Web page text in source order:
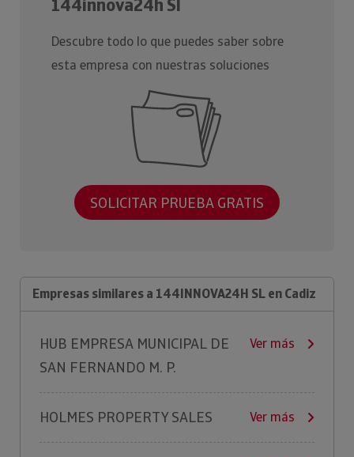
144innova24h Sl
Descubre todo lo que puedes saber sobre
esta empresa con nuestras soluciones
SOLICITAR PRUEBA GRATIS
Empresas similares a 144INNOVA24H SL en Cadiz
HUB EMPRESA MUNICIPAL DE
SAN FERNANDO M. P.
Ver más
HOLMES PROPERTY SALES Ver más